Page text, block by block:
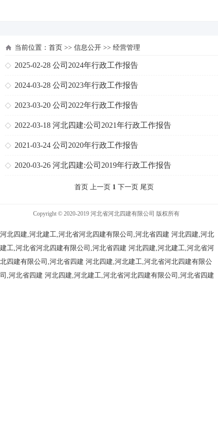
当前位置： 首页 >> 信息公开 >> 经营管理
2025-02-28 公司2024年行政工作报告
2024-03-28 公司2023年行政工作报告
2023-03-20 公司2022年行政工作报告
2022-03-18 河北四建:公司2021年行政工作报告
2021-03-24 公司2020年行政工作报告
2020-03-26 河北四建:公司2019年行政工作报告
首页 上一页 1 下一页 尾页
Copyright © 2020-2019 河北省河北四建有限公司 版权所有
河北四建,河北建工,河北省河北四建有限公司,河北省四建 河北四建,河北
建工,河北省河北四建有限公司,河北省四建 河北四建,河北建工,河北省河
北四建有限公司,河北省四建 河北四建,河北建工,河北省河北四建有限公
司,河北省四建 河北四建,河北建工,河北省河北四建有限公司,河北省四建